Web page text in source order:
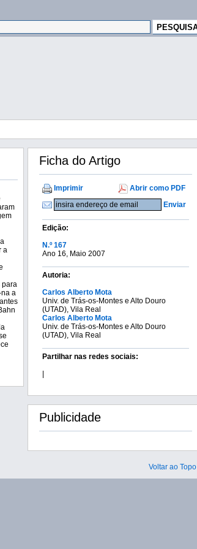
a
para
a
Ficha do Artigo
Imprimir
Abrir como PDF
Enviar
Edição:
N.º 167
Ano 16, Maio 2007
Autoria:
Carlos Alberto Mota
Univ. de Trás-os-Montes e Alto Douro
(UTAD), Vila Real
Carlos Alberto Mota
Univ. de Trás-os-Montes e Alto Douro
(UTAD), Vila Real
Partilhar nas redes sociais:
Publicidade
Voltar ao Topo